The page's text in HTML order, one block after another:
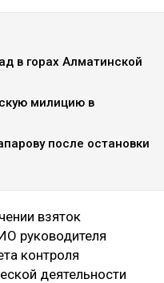
в горах Алматинской
милицию в
после остановки
взяток
руководителя
контроля
деятельности